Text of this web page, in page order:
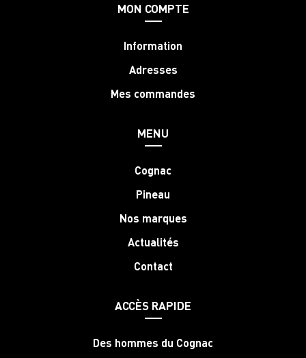
MON COMPTE
Information
Adresses
Mes commandes
MENU
Cognac
Pineau
Nos marques
Actualités
Contact
ACCÈS RAPIDE
Des hommes du Cognac